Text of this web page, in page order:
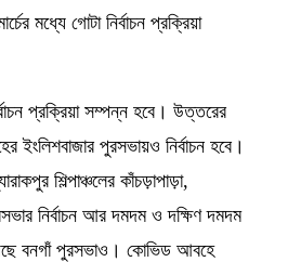
মধ্যে গোটা নির্বাচন প্রক্রিয়া
প্রক্রিয়া সম্পন্ন হবে। উত্তরের
ইংলিশবাজার পুরসভায়ও নির্বাচন হবে।
শিল্পাঞ্চলের কাঁচড়াপাড়া,
নির্বাচন আর দমদম ও দক্ষিণ দমদম
বনগাঁ পুরসভাও। কোভিড আবহে